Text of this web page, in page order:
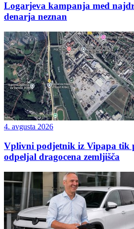
Logarjeva kampanja med
denarja neznan
4. avgusta 2026
Vplivni podjetnik iz Vipapa tik
odpeljal dragocena zemljišča